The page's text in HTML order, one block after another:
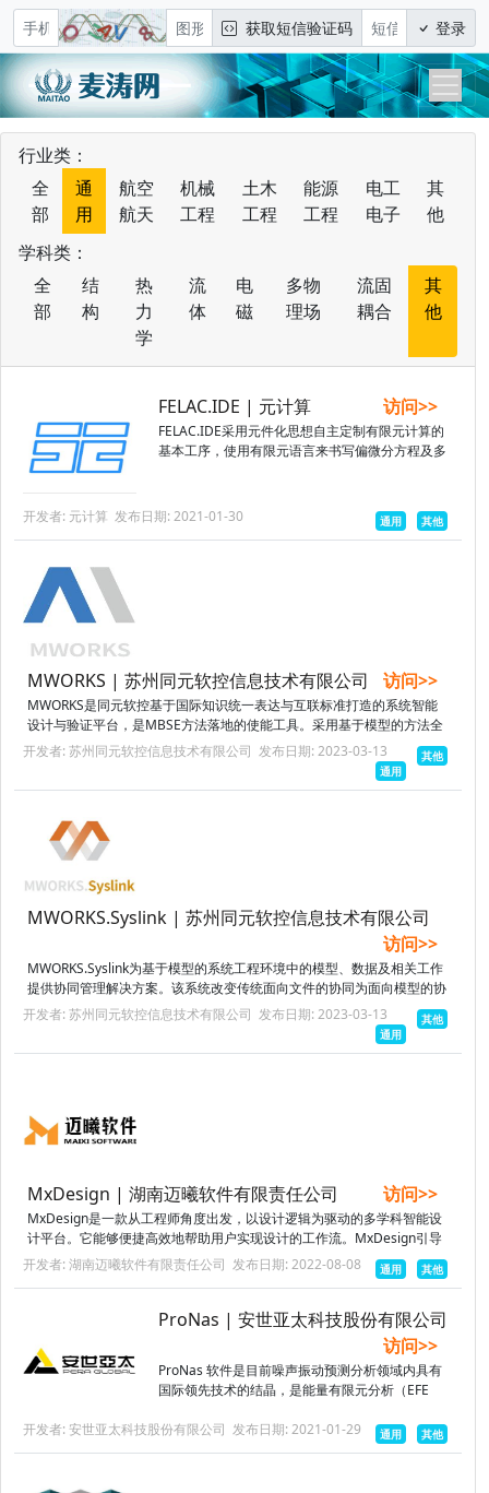
获取短信验证码 登录
行业类：
全
部
通
用
航空
航天
机械
工程
土木
工程
能源
工程
电工
电子
其
他
学科类：
全
部
结
构
热
力
学
流
体
电
磁
多物
理场
流固
耦合
其
他
FELAC.IDE | 元计算 访问>>
FELAC.IDE采用元件化思想自主定制有限元计算的
基本工序，使用有限元语言来书写偏微分方程及多
开发者: 元计算 发布日期: 2021-01-30 其他
通用
MWORKS | 苏州同元软控信息技术有限公司 访问>>
MWORKS是同元软控基于国际知识统一表达与互联标准打造的系统智能
设计与验证平台，是MBSE方法落地的使能工具。采用基于模型的方法全
面支撑系统设计，通过不同层次、不同类型的仿真来验证系统设计。围绕
系统...
开发者: 苏州同元软控信息技术有限公司 发布日期: 2023-03-13
其他
通用
MWORKS.Syslink | 苏州同元软控信息技术有限公司
访问>>
MWORKS.Syslink为基于模型的系统工程环境中的模型、数据及相关工作
提供协同管理解决方案。该系统改变传统面向文件的协同为面向模型的协
同，为工程师屏蔽通用版本管理工具复杂的配置和操作，提供图形化...
开发者: 苏州同元软控信息技术有限公司 发布日期: 2023-03-13
其他
通用
MxDesign | 湖南迈曦软件有限责任公司 访问>>
MxDesign是一款从工程师角度出发，以设计逻辑为驱动的多学科智能设
计平台。它能够便捷高效地帮助用户实现设计的工作流。MxDesign引导
式流程可引导用户进行研究定义和结果分析，帮助用户快速实现传统...
开发者: 湖南迈曦软件有限责任公司 发布日期: 2022-08-08 其他
通用
ProNas | 安世亚太科技股份有限公司
访问>>
ProNas 软件是目前噪声振动预测分析领域内具有
国际领先技术的结晶，是能量有限元分析（EFE
案。ProNas 混合EFEA-SEA 技术和基于能量有限
容...
开发者: 安世亚太科技股份有限公司 发布日期: 2021-01-29 其他
通用